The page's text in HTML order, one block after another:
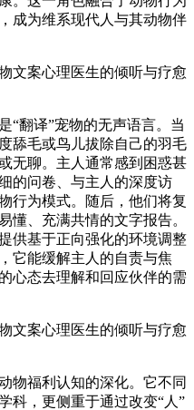
成为维系现代人与其动物伴
“翻译”宠物的无声语言。当
舔毛或鸟儿拔除自己的羽毛
无聊。主人通常感到困惑甚
的问卷、与主人的深度访
行为模式。随后，他们将复
懂、充满共情的文字报告。
供基于正向强化的环境调整
它能缓解主人的自责与焦
心态去理解和回应伙伴的需
物福利认知的深化。它不同
科，更侧重于通过改变“人”